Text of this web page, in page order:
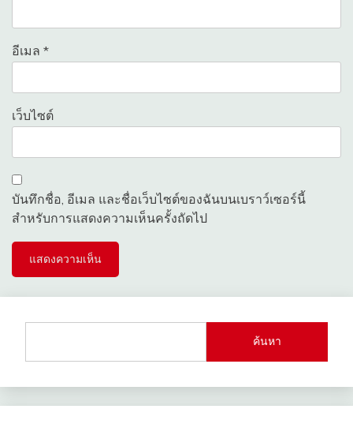
อีเมล *
เว็บไซต์
บันทึกชื่อ, อีเมล และชื่อเว็บไซต์ของฉันบนเบราว์เซอร์นี้
สำหรับการแสดงความเห็นครั้งถัดไป
ค้นหา